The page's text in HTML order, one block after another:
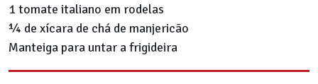
1 tomate italiano em rodelas
¼ de xícara de chá de manjericão
Manteiga para untar a frigideira